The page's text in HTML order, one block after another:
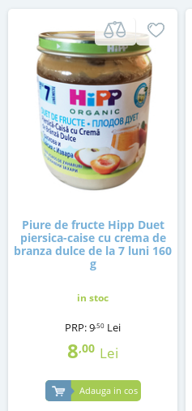
Piure de fructe Hipp Duet
piersica-caise cu crema de
branza dulce de la 7 luni 160
g
in stoc
PRP:9,50 Lei
8,00 Lei
Adauga in cos